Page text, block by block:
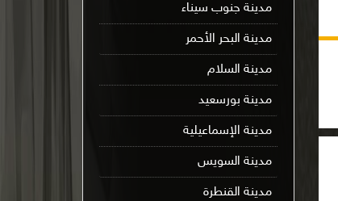
مدينة جنوب سيناء
مدينة البحر الأحمر
مدينة السلام
مدينة بورسعيد
مدينة الإسماعيلية
مدينة السويس
مدينة القنطرة